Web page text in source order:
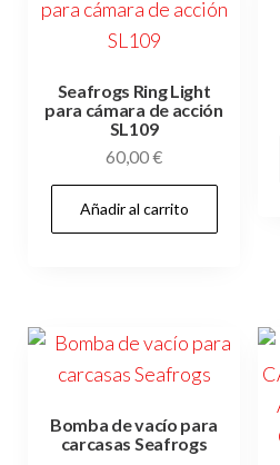
Seafrogs Ring Light
para cámara de acción
SL109
60,00€
Añadir al carrito
Bomba de vacío para
carcasas Seafrogs